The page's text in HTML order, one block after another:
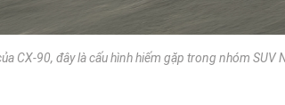
CX-90, đây là cấu hình hiếm gặp trong nhóm SUV